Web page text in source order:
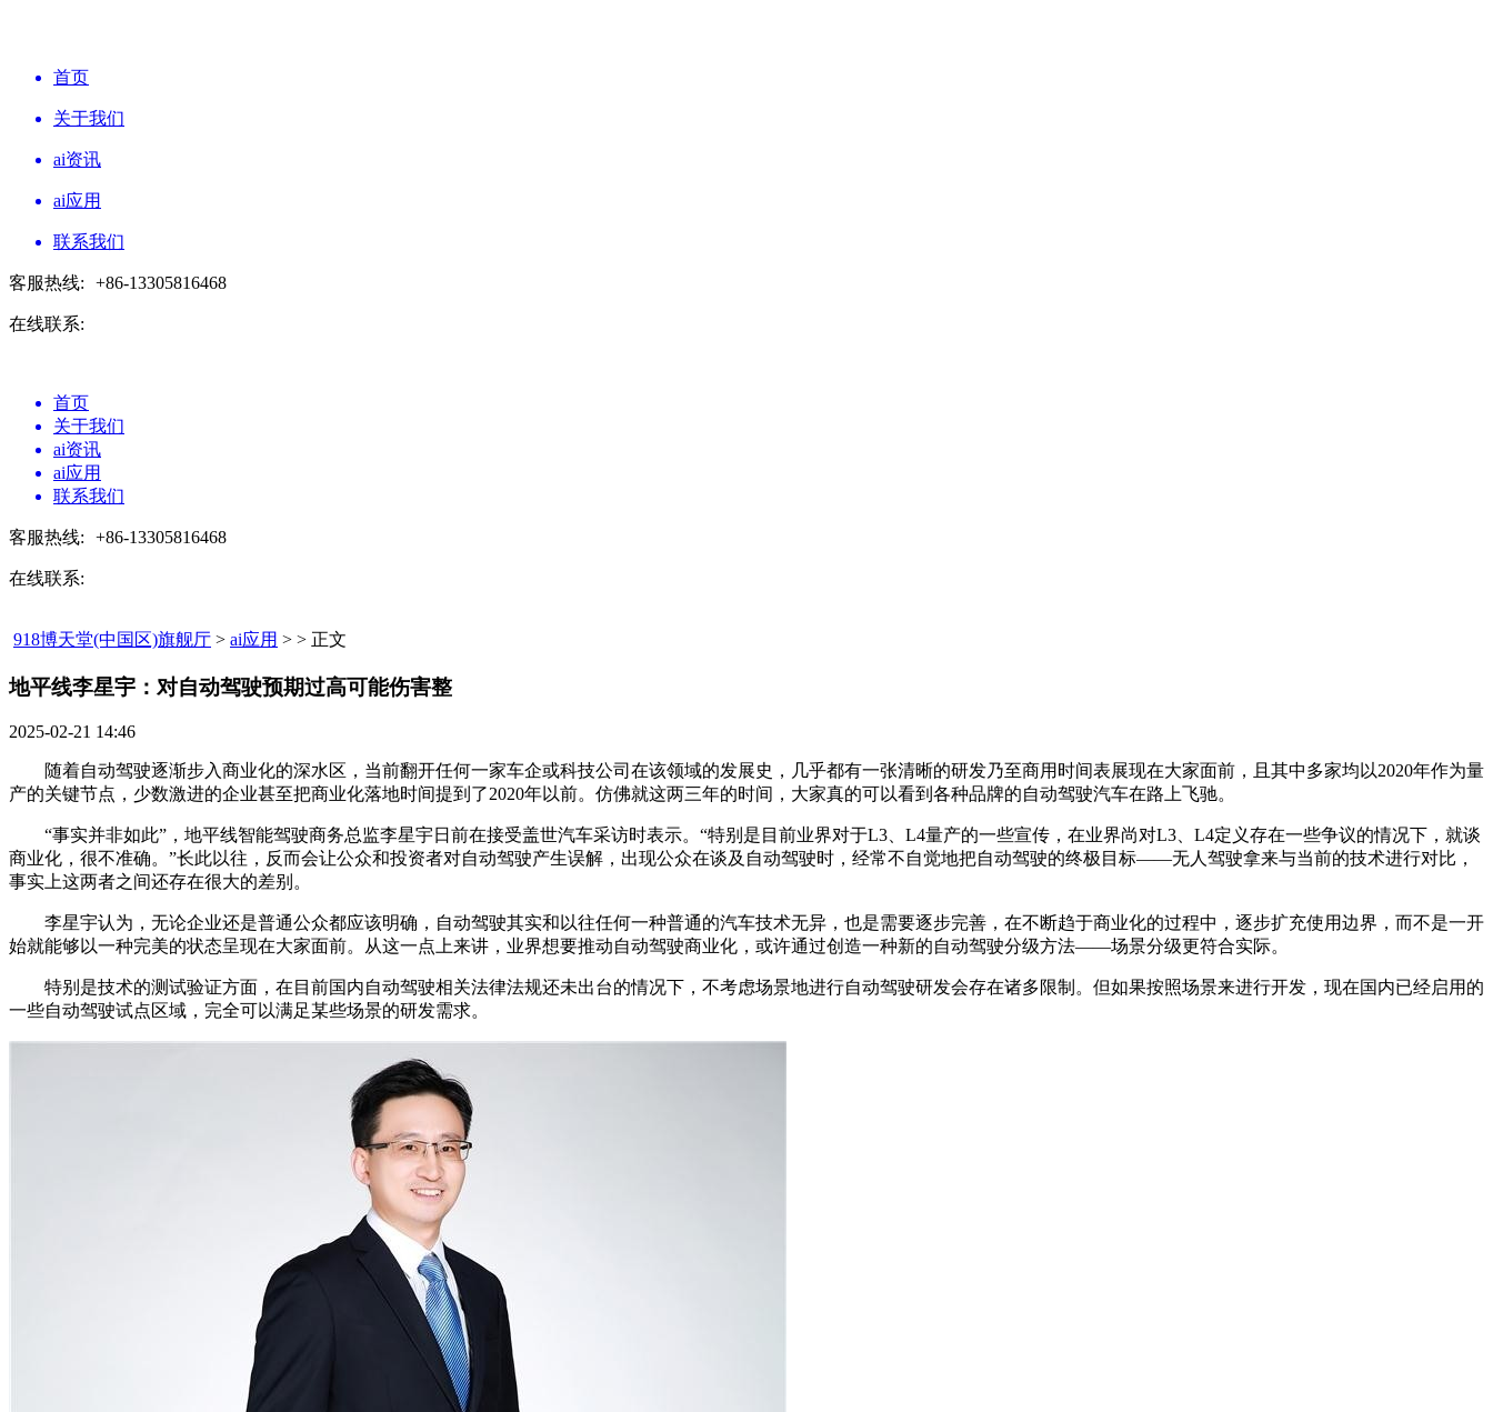
首页
关于我们
ai资讯
ai应用
联系我们
客服热线: +86-13305816468
在线联系:
首页
关于我们
ai资讯
ai应用
联系我们
客服热线: +86-13305816468
在线联系:
918博天堂(中国区)旗舰厅 > ai应用 > > 正文
地平线李星宇：对自动驾驶预期过高可能伤害整​
2025-02-21 14:46
随着自动驾驶逐渐步入商业化的深水区，当前翻开任何一家车企或科技公司在该领域的发展史，几乎都有一张清晰的研发乃至商用时间表展现在大家面前，且其中多家均以2020年作为量
产的关键节点，少数激进的企业甚至把商业化落地时间提到了2020年以前。仿佛就这两三年的时间，大家真的可以看到各种品牌的自动驾驶汽车在路上飞驰。
“事实并非如此”，地平线智能驾驶商务总监李星宇日前在接受盖世汽车采访时表示。“特别是目前业界对于L3、L4量产的一些宣传，在业界尚对L3、L4定义存在一些争议的情况下，就谈
商业化，很不准确。”长此以往，反而会让公众和投资者对自动驾驶产生误解，出现公众在谈及自动驾驶时，经常不自觉地把自动驾驶的终极目标——无人驾驶拿来与当前的技术进行对比，
事实上这两者之间还存在很大的差别。
李星宇认为，无论企业还是普通公众都应该明确，自动驾驶其实和以往任何一种普通的汽车技术无异，也是需要逐步完善，在不断趋于商业化的过程中，逐步扩充使用边界，而不是一开
始就能够以一种完美的状态呈现在大家面前。从这一点上来讲，业界想要推动自动驾驶商业化，或许通过创造一种新的自动驾驶分级方法——场景分级更符合实际。
特别是技术的测试验证方面，在目前国内自动驾驶相关法律法规还未出台的情况下，不考虑场景地进行自动驾驶研发会存在诸多限制。但如果按照场景来进行开发，现在国内已经启用的
一些自动驾驶试点区域，完全可以满足某些场景的研发需求。